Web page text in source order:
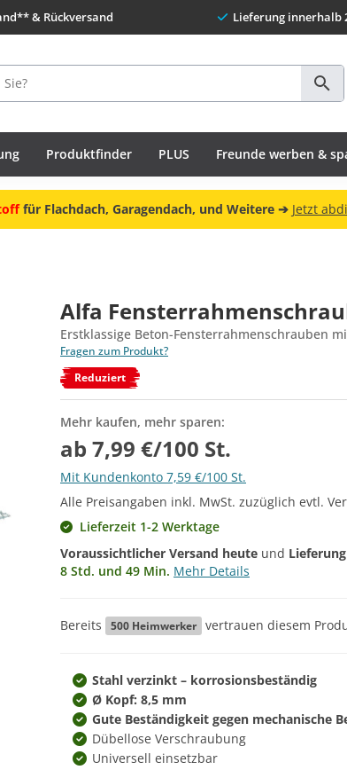
& Rückversand Lieferung innerhalb
Produktfinder PLUS Freunde werben &
für Flachdach, Garagendach, und Weitere ➔ Jetzt
Alfa
Erstklassige Beton-Fensterrahmenschrauben
Fragen zum Produkt?
Reduziert
Mehr kaufen, mehr sparen:
ab 7,99 €/100 St.
Mit Kundenkonto 7,59 €/100 St.
Alle Preisangaben inkl. MwSt. zuzüglich evtl.
Lieferzeit 1-2 Werktage
Voraussichtlicher Versand heute und
8 Std. und 49 Min. Mehr Details
Bereits 500 Heimwerker vertrauen diesem
Stahl verzinkt – korrosionsbeständig
Ø Kopf: 8,5 mm
Gute Beständigkeit gegen mechanische
Dübellose Verschraubung
Universell einsetzbar